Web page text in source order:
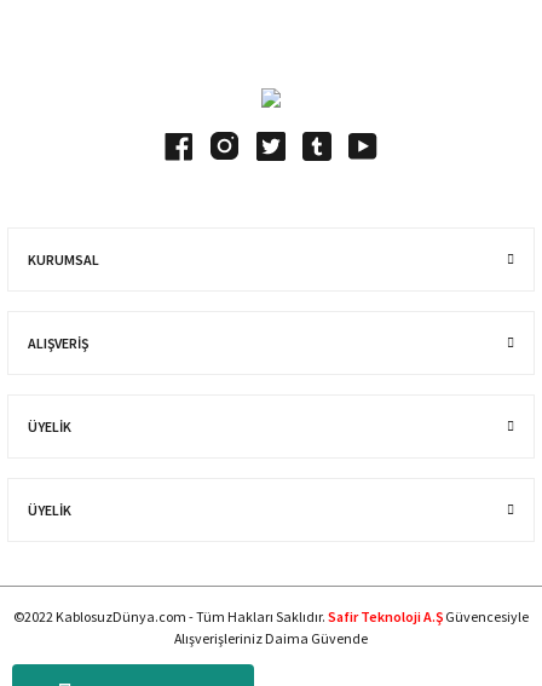
KURUMSAL
ALIŞVERIŞ
ÜYELİK
ÜYELİK
©2022 KablosuzDünya.com - Tüm Hakları Saklıdır. Safir Teknoloji A.Ş Güvencesiyle
Alışverişleriniz Daima Güvende